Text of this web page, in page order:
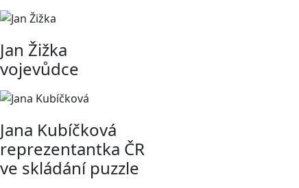
Jan Žižka
vojevůdce
Jana Kubíčková
reprezentantka ČR
ve skládání puzzle